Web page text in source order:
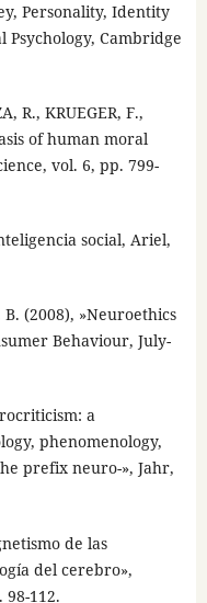
Personality, Identity
Cambridge
R., KRUEGER, F.,
of human moral
vol. 6, pp. 799-
social, Ariel,
B. (2008), »Neuroethics
Behaviour, July-
a
phenomenology,
prefix neuro-», Jahr,
de las
del cerebro»,
98-112.